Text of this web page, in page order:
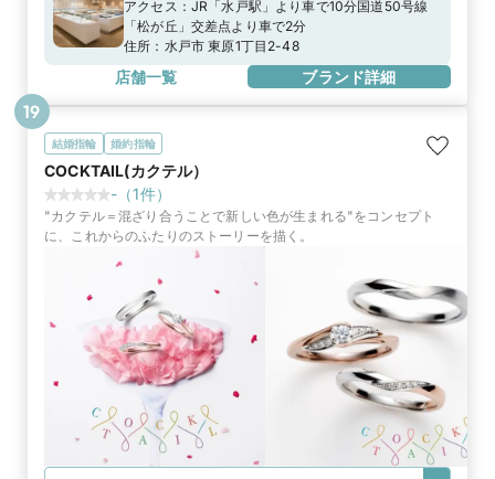
アクセス： JR「水戸駅」より車で10分国道50号線
「松が丘」交差点より車で2分
住所： 水戸市 東原1丁目2-48
店舗一覧 ブランド詳細
結婚指輪 婚約指輪
COCKTAIL(カクテル）
- （1件）
"カクテル＝混ざり合うことで新しい色が生まれる"をコンセプト
に、これからのふたりのストーリーを描く。
19